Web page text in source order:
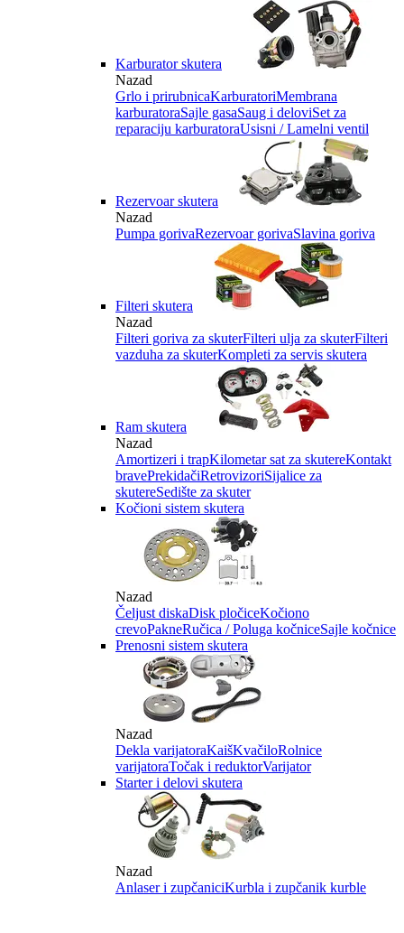
Karburator skutera
Nazad
Grlo i prirubnicaKarburatoriMembrana
karburatoraSajle gasaSaug i deloviSet za
reparaciju karburatoraUsisni / Lamelni ventil
Rezervoar skutera
Nazad
Pumpa gorivaRezervoar gorivaSlavina goriva
Filteri skutera
Nazad
Filteri goriva za skuterFilteri ulja za skuterFilteri
vazduha za skuterKompleti za servis skutera
Ram skutera
Nazad
Amortizeri i trapKilometar sat za skutereKontakt
bravePrekidačiRetrovizoriSijalice za
skutereSedište za skuter
Kočioni sistem skutera
Nazad
Čeljust diskaDisk pločiceKočiono
crevoPakneRučica / Poluga kočniceSajle kočnice
Prenosni sistem skutera
Nazad
Dekla varijatoraKaišKvačiloRolnice
varijatoraTočak i reduktorVarijator
Starter i delovi skutera
Nazad
Anlaser i zupčaniciKurbla i zupčanik kurble